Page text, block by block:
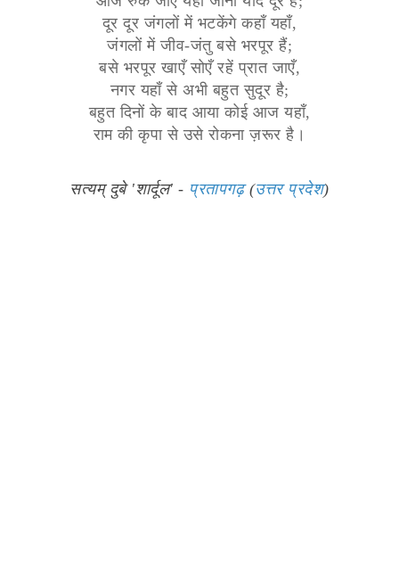
दूर दूर जंगलों में भटकेंगे कहाँ यहाँ,
जंगलों में जीव-जंतु बसे भरपूर हैं;
बसे भरपूर खाएँ सोएँ रहें प्रात जाएँ,
नगर यहाँ से अभी बहुत सुदूर है;
बहुत दिनों के बाद आया कोई आज यहाँ,
राम की कृपा से उसे रोकना ज़रूर है।
सत्यम् दुबे 'शार्दूल' - प्रतापगढ़(उत्तर प्रदेश)